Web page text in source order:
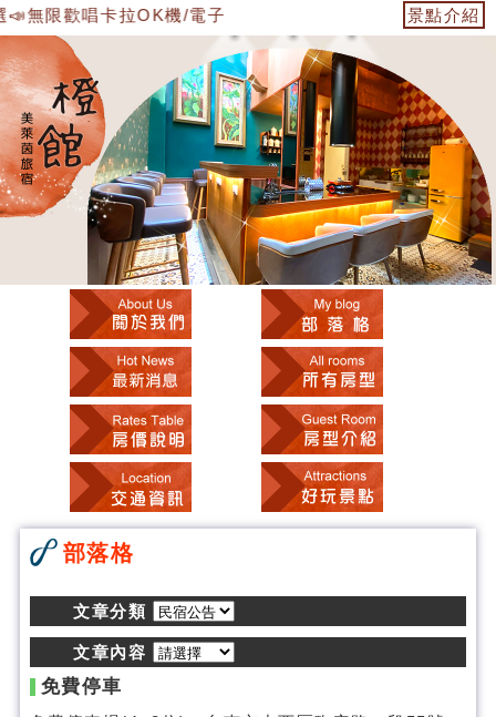
無限歡唱卡拉OK機/電子飛鏢機/雙人遊戲機/過山車電子
景點介紹
部落格
文章分類
文章內容
免費停車